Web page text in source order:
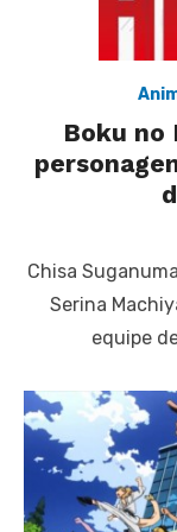
Boku no
Chisa
Serina
equipe